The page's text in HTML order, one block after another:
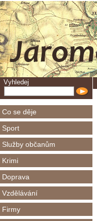
Vyhledej
Co se děje
Sport
Služby občanům
Krimi
Doprava
Vzdělávání
Firmy